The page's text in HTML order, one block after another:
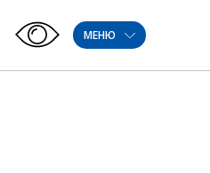
МЕНЮ